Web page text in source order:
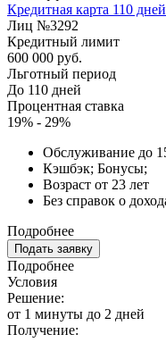
Кредитная карта 110
Лиц №3292
Кредитный лимит
600 000 руб.
Льготный период
До 110 дней
Процентная ставка
19% - 29%
Обслуживание до
Кэшбэк; Бонусы;
Возраст от 23 лет
Без справок о
Подробнее
Подать заявку
Подробнее
Условия
Решение:
от 1 минуты до 2 дней
Получение: